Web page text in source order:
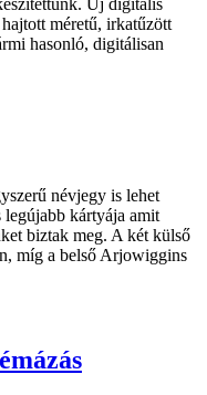
méretű, irkatűzött
hasonló, digitálisan
névjegy is lehet
kártyája amit
biztak meg. A két külső
míg a belső Arjowiggins